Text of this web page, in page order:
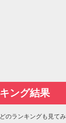
ング結果
のランキングも見て